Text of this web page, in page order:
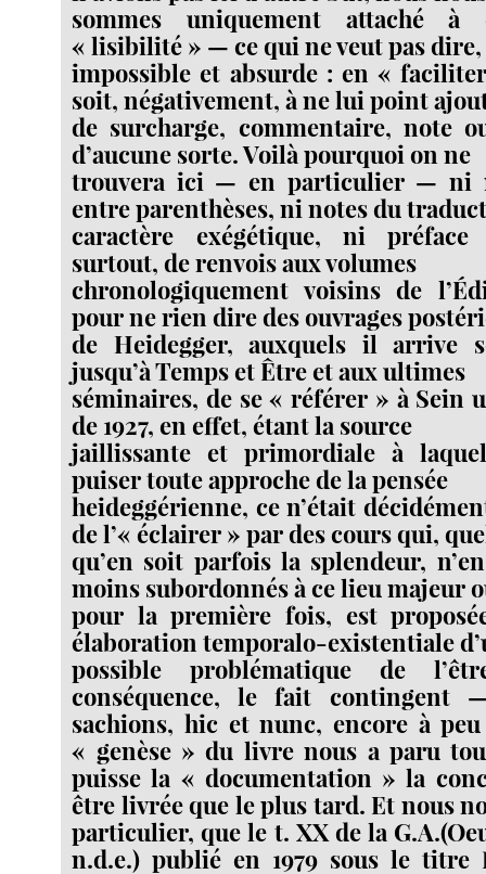
sommes uniquement attaché
« lisibilité » — ce qui ne veut pas dire,
impossible et absurde : en «
soit, négativement, à ne lui point
de surcharge, commentaire, note
d’aucune sorte. Voilà pourquoi on ne
trouvera ici — en particulier — ni
entre parenthèses, ni notes du
caractère exégétique, ni
surtout, de renvois aux volumes
chronologiquement voisins de
pour ne rien dire des ouvrages
de Heidegger, auxquels il arrive
jusqu’à Temps et Être et aux ultimes
séminaires, de se « référer » à Sein
de 1927, en effet, étant la source
jaillissante et primordiale à
puiser toute approche de la pensée
heideggérienne, ce n’était
de l’« éclairer » par des cours qui,
qu’en soit parfois la splendeur,
moins subordonnés à ce lieu majeur
pour la première fois, est
élaboration temporalo-existentiale
possible problématique de
conséquence, le fait contingent
sachions, hic et nunc, encore à
« genèse » du livre nous a paru
puisse la « documentation » la
être livrée que le plus tard. Et nous
particulier, que le t. XX de la
n.d.e.) publié en 1979 sous le titre